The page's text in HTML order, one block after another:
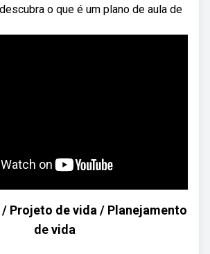
o que é um plano de aula de
/ Projeto de vida / Planejamento
de vida